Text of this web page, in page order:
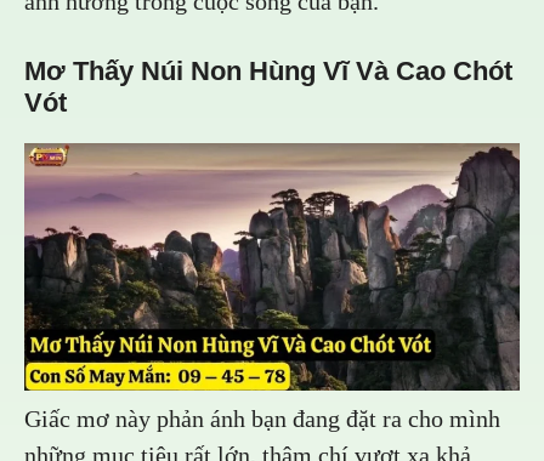
Mơ Thấy Núi Non Hùng Vĩ Và Cao Chót
Vót
Giấc mơ này phản ánh bạn đang đặt ra cho mình
những mục tiêu rất lớn, thậm chí vượt xa khả